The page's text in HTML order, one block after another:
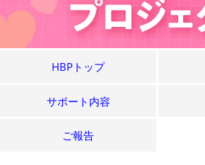
HBPトップ
サポート内容
ご報告